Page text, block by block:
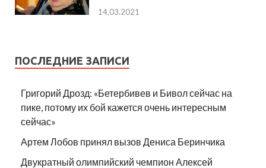
14.03.2021
ПОСЛЕДНИЕ ЗАПИСИ
Григорий Дрозд: «Бетербивев и Бивол сейчас на
пике, потому их бой кажется очень интересным
сейчас»
Артем Лобов принял вызов Дениса Беринчика
Двукратный олимпийский чемпион Алексей